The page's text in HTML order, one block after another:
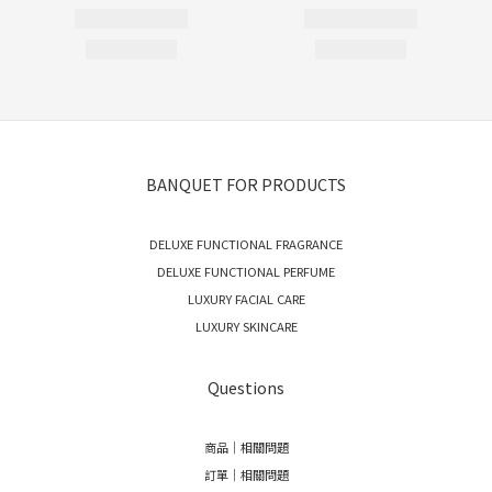
BANQUET FOR PRODUCTS
DELUXE FUNCTIONAL FRAGRANCE
DELUXE FUNCTIONAL PERFUME
LUXURY FACIAL CARE
LUXURY SKINCARE
Questions
商品｜相關問題
訂單｜相關問題